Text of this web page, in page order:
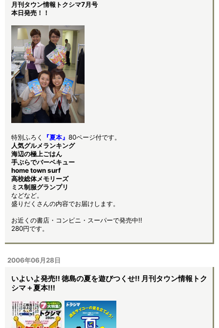
月刊タウン情報トクシマ7月号
本日発売！！
特別ふろく 『夏本』 80ページ付です。
人気グルメランキング
海辺の極上ごはん
手ぶらでバーベキュー
home town surf
高校総体メモリーズ
ミス制服グランプリ
などなど。
盛りだくさんの内容でお届けします。
お近くの書店・コンビニ・スーパーで発売中!!
280円です。
2006年06月28日
いよいよ発売!! 徳島の夏を遊びつくせ!! 月刊タウン情報トク
シマ＋夏本!!!